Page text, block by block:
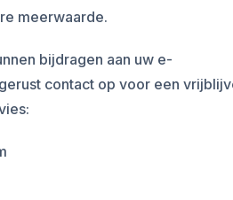
meerwaarde.
bijdragen aan uw e-
contact op voor een